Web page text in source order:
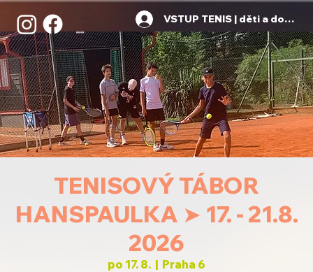
VSTUP TENIS | děti a dospělí
TENISOVÝ TÁBOR
HANSPAULKA ➤ 17. - 21.8.
2026
po 17. 8.
  |
Praha 6